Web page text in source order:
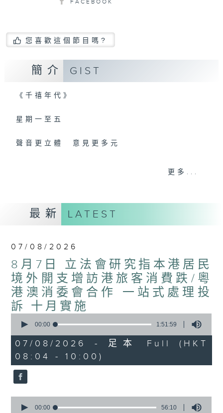
您喜歡這個節目嗎?
簡介 GIST
《千禧年代》
星期一至五
聲音更立體 意見更多元
「千禧年代」鼓勵聽眾及嘉賓作有觀點、有理
聽眾提供最新資訊以迎接新的一天。
監製：林嘉瑜
更多...
最新 LATEST
07/08/2026
8月7日 立法會研究指本港居民
境外開支增訪港旅客消費跌/粵
港澳消委會合作 一站式處理投
訴 十月實施
seconds
1
hour,
51
minutes,
59
seconds
00:00 1:51:59
07/08/2026 - 足本 Full (HKT
08:04 - 10:00)
seconds
00:00 56:10